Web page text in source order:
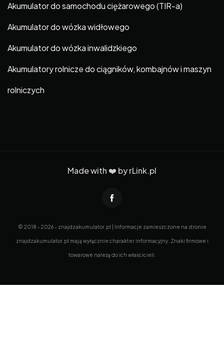
Akumulator do samochodu ciężarowego (TIR-a)
Akumulator do wózka widłowego
Akumulator do wózka inwalidzkiego
Akumulatory rolnicze do ciągników, kombajnów i maszyn
rolniczych
Made with ❤️ byrLink.pl
© 2018 - 2026 - znajdzakumulator.pl | Informacje zamieszczone na stronie
znajdzakumulator.pl mają wyłącznie charakter informacyjny. Znaki firmowe i
towarowe należą do ich właścicieli.